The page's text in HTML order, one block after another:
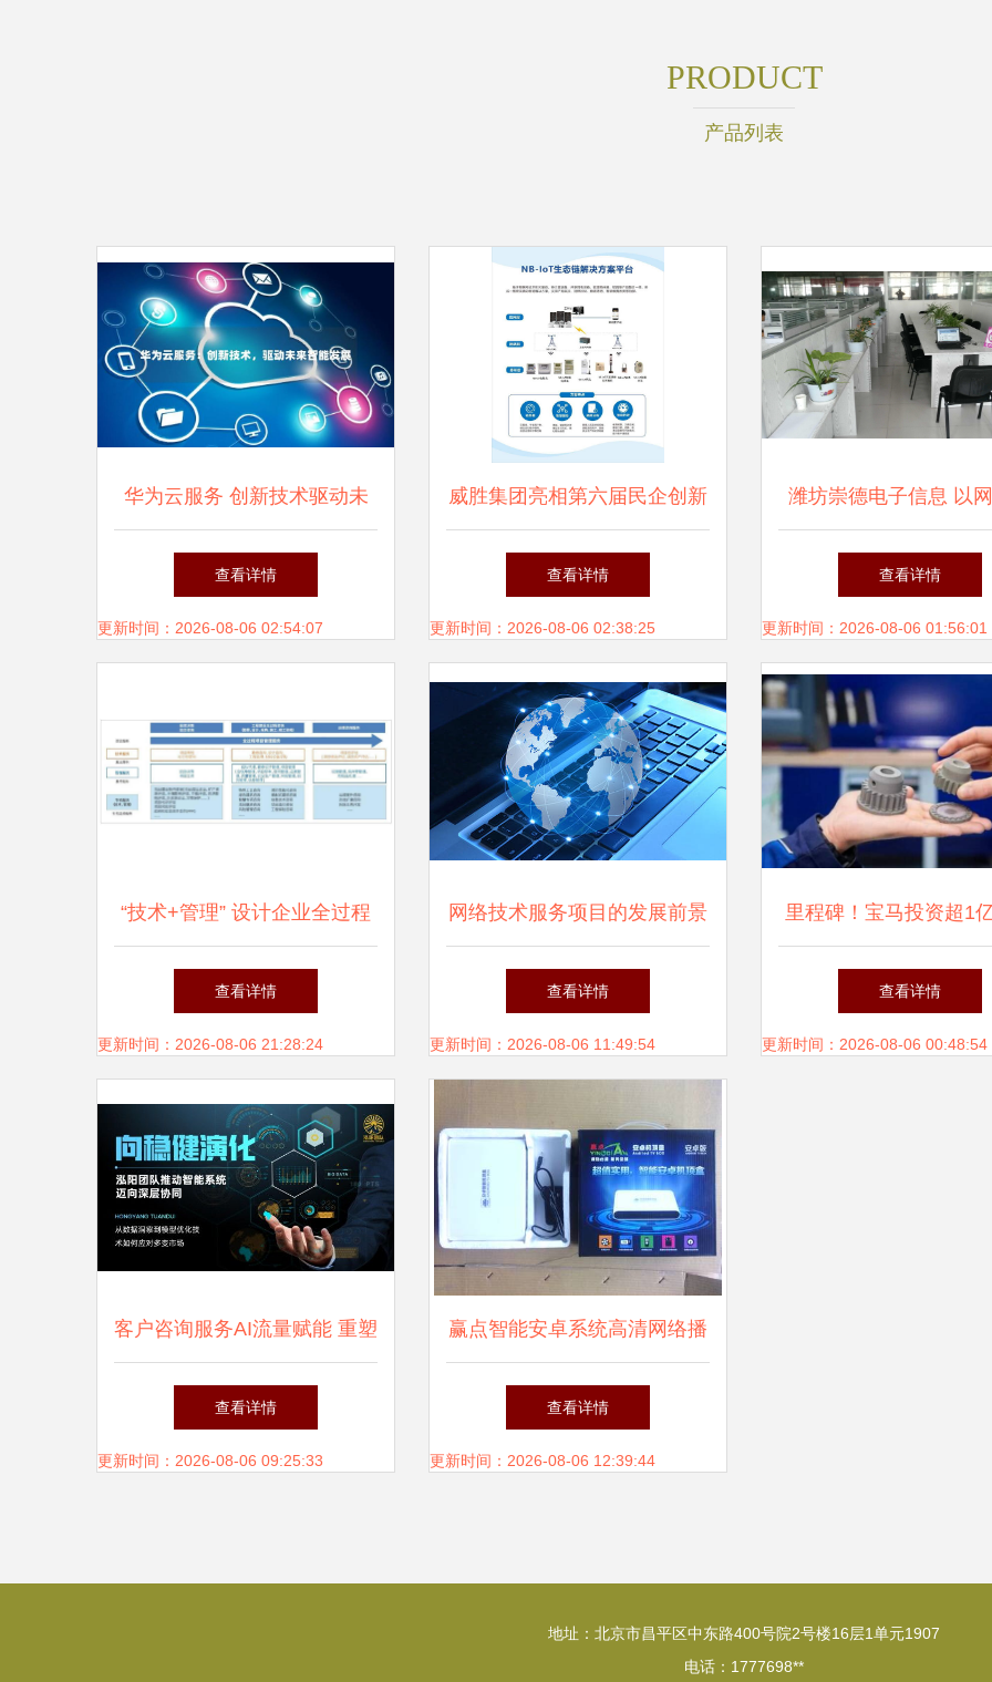
PRODUCT
产品列表
华为云服务 创新技术驱动未
来智能发展
查看详情
更新时间：2026-08-06 02:54:07
威胜集团亮相第六届民企创新
成果展 科技驱动未来网络技
术服务
查看详情
更新时间：2026-08-06 02:38:25
潍坊崇德电子信息 以
术服务赋能数字化
查看详情
更新时间：2026-08-06 01:56:01
“技术+管理” 设计企业全过程
工程咨询服务新路径中的网络
技术服务创新
查看详情
更新时间：2026-08-06 21:28:24
网络技术服务项目的发展前景
查看详情
更新时间：2026-08-06 11:49:54
里程碑！宝马投资超1
慕尼黑3D打印工厂
查看详情
更新时间：2026-08-06 00:48:54
客户咨询服务AI流量赋能 重塑
智能体验新标杆，展现腾飞网
络技术风貌
查看详情
更新时间：2026-08-06 09:25:33
赢点智能安卓系统高清网络播
放器 创新技术与服务集成，
助力信息化变革——访临沂鹏
查看详情
更新时间：2026-08-06 12:39:44
地址：北京市昌平区中东路400号院2号楼16层1单元1907
电话：1777698**